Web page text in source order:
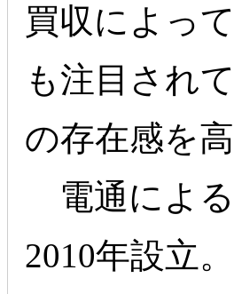
買収によっ
も注目され
の存在感を
電通によ
2010年設立